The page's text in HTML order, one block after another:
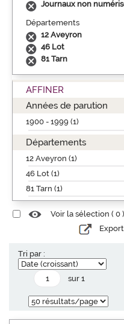
Journaux non
Départements
12 Aveyron
46 Lot
81 Tarn
AFFINER
Années de parution
1900 - 1999 (1)
Départements
12 Aveyron (1)
46 Lot (1)
81 Tarn (1)
Voir la sélection ( 0 )
Tri par :
sur 1